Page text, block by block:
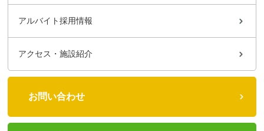
アルバイト採用情報
アクセス・施設紹介
お問い合わせ